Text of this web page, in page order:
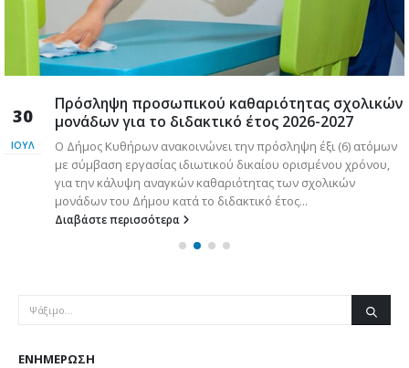
30
ΙΟΎΛ
Πρόσληψη προσωπικού καθαριότητας σχολικών
μονάδων για το διδακτικό έτος 2026-2027
Ο Δήμος Κυθήρων ανακοινώνει την πρόσληψη έξι (6) ατόμων
με σύμβαση εργασίας ιδιωτικού δικαίου ορισμένου χρόνου,
για την κάλυψη αναγκών καθαριότητας των σχολικών
μονάδων του Δήμου κατά το διδακτικό έτος...
Διαβάστε περισσότερα
ΕΝΗΜΈΡΩΣΗ